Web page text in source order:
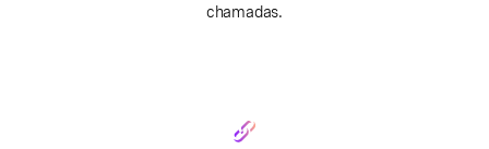
chamadas.